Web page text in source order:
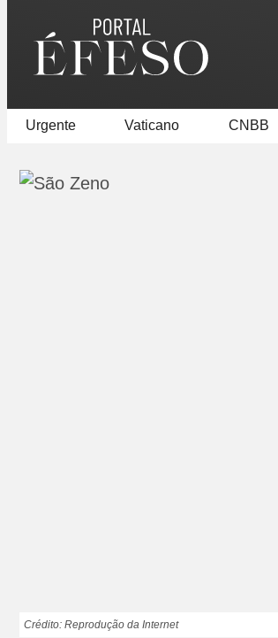
Urgente Vaticano CNBB
Crédito: Reprodução da Internet